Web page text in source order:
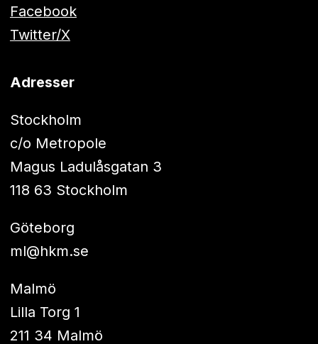
Facebook
Twitter/X
Adresser
Stockholm
c/o Metropole
Magus Ladulåsgatan 3
118 63 Stockholm
Göteborg
ml@hkm.se
Malmö
Lilla Torg 1
211 34 Malmö